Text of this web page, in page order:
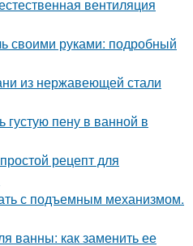
вентиляция
своими руками: подробный
из нержавеющей стали
густую пену в ванной в
рецепт для
с подъемным механизмом.
ванны: как заменить ее